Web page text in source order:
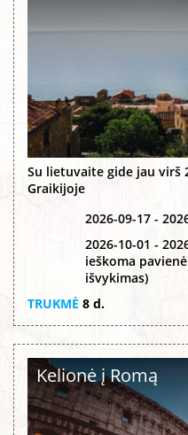
Su lietuvaite gide jau virš
Graikijoje
2026-09-17 -
2026-10-01 -
ieškoma
išvykimas)
TRUKMĖ 8 d.
Kelionė į Romą